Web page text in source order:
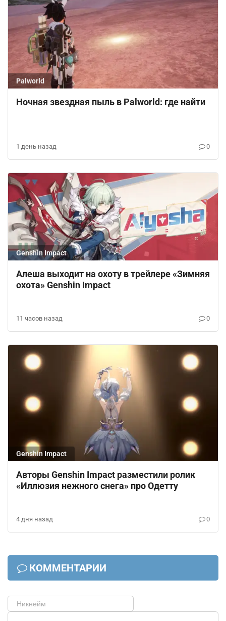
Palworld
Ночная звездная пыль в Palworld: где найти
1 день назад 0
Genshin Impact
Алеша выходит на охоту в трейлере «Зимняя
охота» Genshin Impact
11 часов назад 0
Genshin Impact
Авторы Genshin Impact разместили ролик
«Иллюзия нежного снега» про Одетту
4 дня назад 0
КОММЕНТАРИИ